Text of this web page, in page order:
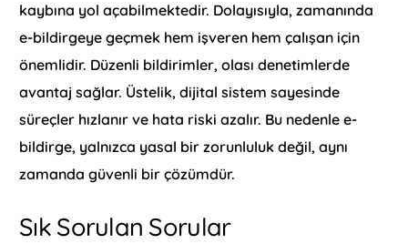
kaybına yol açabilmektedir. Dolayısıyla, zamanında
e-bildirgeye geçmek hem işveren hem çalışan için
önemlidir. Düzenli bildirimler, olası denetimlerde
avantaj sağlar. Üstelik, dijital sistem sayesinde
süreçler hızlanır ve hata riski azalır. Bu nedenle e-
bildirge, yalnızca yasal bir zorunluluk değil, aynı
zamanda güvenli bir çözümdür.
Sık Sorulan Sorular